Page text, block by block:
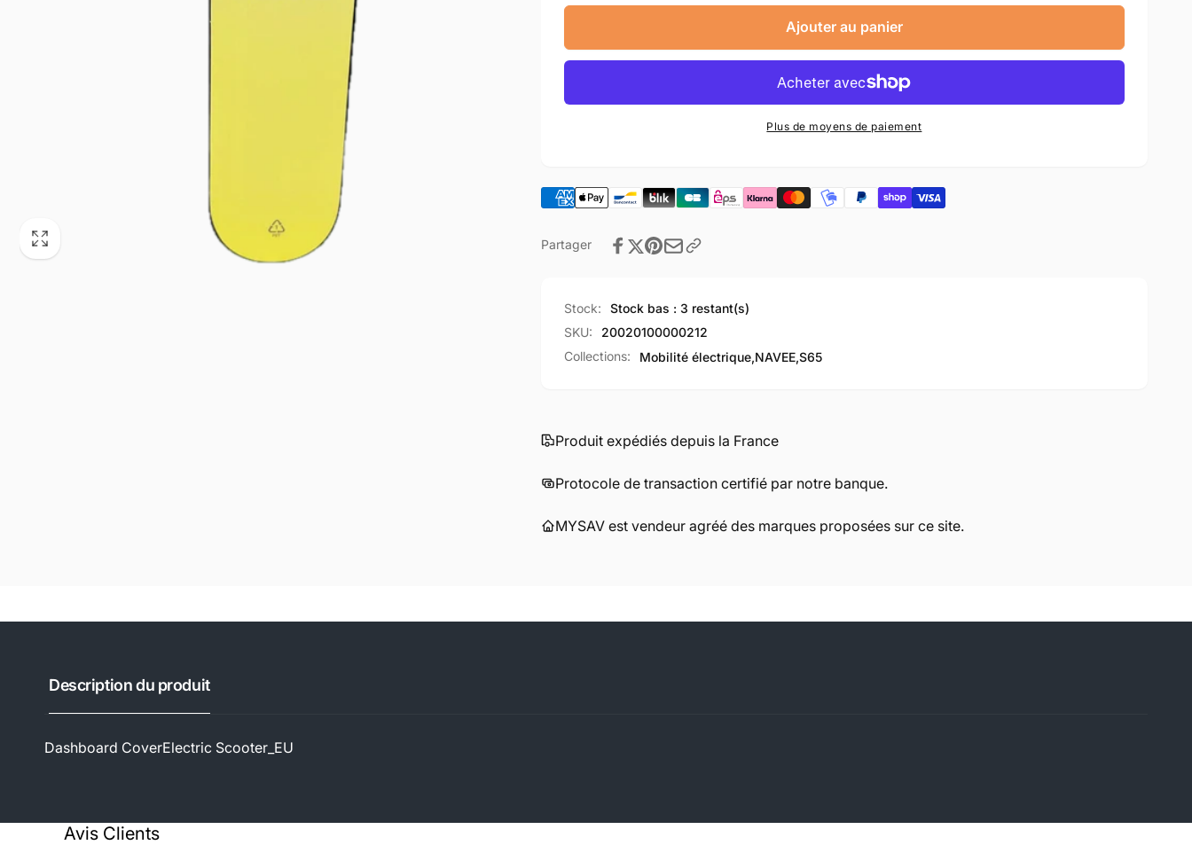
quantité
CoverElectric
la
de
Dashboard
Scooter_EU
Ajouter au panier
Plus de moyens de paiement
Partager
Stock:
Stock bas : 3 restant(s)
SKU:
20020100000212
Collections:
Mobilité électrique,NAVEE,S65
Produit expédiés depuis la France
Protocole de transaction certifié par notre banque.
MYSAV est vendeur agréé des marques proposées sur ce site.
Description du produit
Dashboard CoverElectric Scooter_EU
Avis Clients